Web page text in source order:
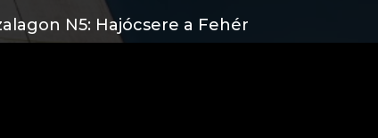
N5: Hajócsere a Fehér